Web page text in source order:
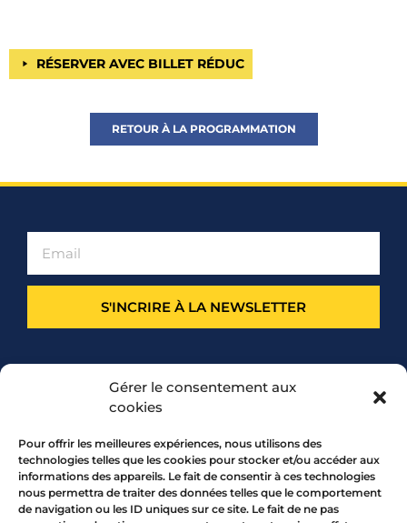
Gérer le consentement aux
cookies
Pour offrir les meilleures expériences, nous utilisons des
technologies telles que les cookies pour stocker et/ou accéder aux
informations des appareils. Le fait de consentir à ces technologies
nous permettra de traiter des données telles que le comportement
de navigation ou les ID uniques sur ce site. Le fait de ne pas
RÉSERVER AVEC BILLET RÉDUC
RETOUR À LA PROGRAMMATION
S'INCRIRE À LA NEWSLETTER